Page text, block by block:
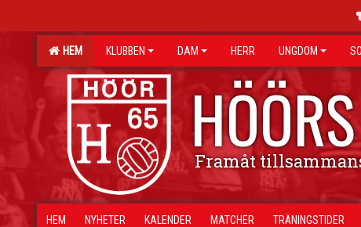
HEM KLUBBEN DAM HERR UNGDOM
Framåt
HEM NYHETER KALENDER MATCHER TRÄNINGSTIDER